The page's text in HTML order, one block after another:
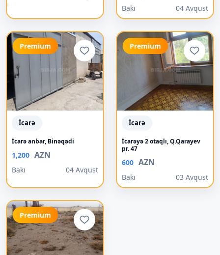
Bakı
04 Avqust
Premium
İcarə
İcarə anbar, Binəqədi
1,200 AZN
Bakı 04 Avqust
Premium
İcarə
İcarəyə 2 otaqlı, Q.Qarayev
pr. 47
600 AZN
Bakı 03 Avqust
Premium